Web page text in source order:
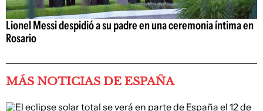
Lionel Messi despidió a su padre en una ceremonia íntima en
Rosario
MÁS NOTICIAS DE ESPAÑA